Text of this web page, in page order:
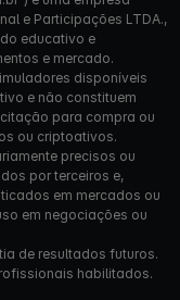
e Participações LTDA.,
educativo e
e mercado.
disponíveis
e não constituem
para compra ou
ou criptoativos.
precisos ou
por terceiros e,
em mercados ou
em negociações ou
de resultados futuros.
habilitados.